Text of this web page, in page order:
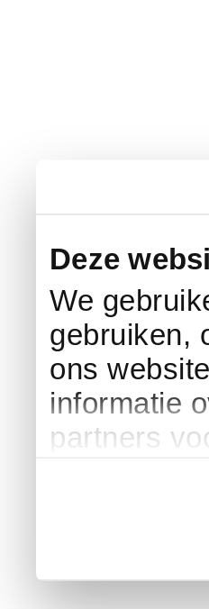
Deze
We
gebruiken,
ons
informatie
partners